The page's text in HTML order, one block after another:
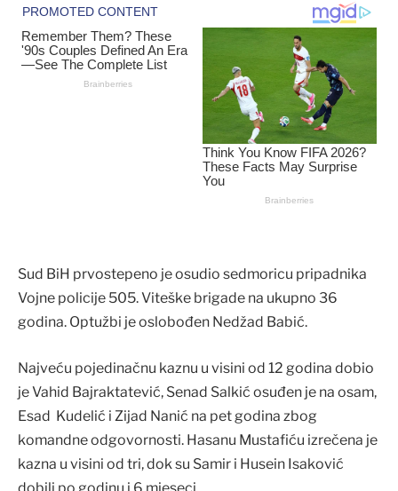
Sud BiH prvostepeno je osudio sedmoricu pripadnika
Vojne policije 505. Viteške brigade na ukupno 36
godina. Optužbi je oslobođen Nedžad Babić.
Najveću pojedinačnu kaznu u visini od 12 godina dobio
je Vahid Bajraktatević, Senad Salkić osuđen je na osam,
Esad Kudelić i Zijad Nanić na pet godina zbog
komandne odgovornosti. Hasanu Mustafiću izrečena je
kazna u visini od tri, dok su Samir i Husein Isaković